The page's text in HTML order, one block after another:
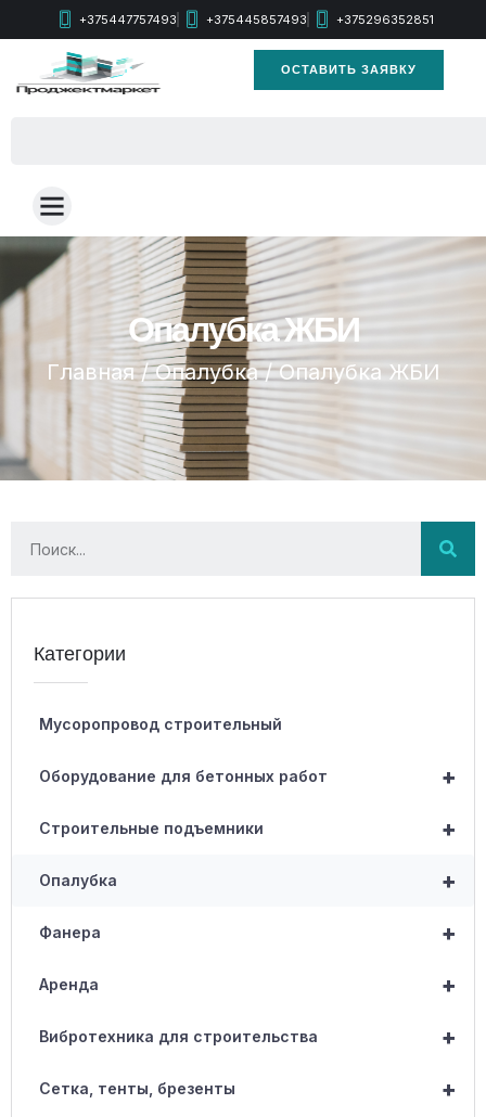
+375447757493 +375445857493 +375296352851
ОСТАВИТЬ ЗАЯВКУ
Опалубка ЖБИ
Главная/Опалубка/ Опалубка ЖБИ
Категории
Мусоропровод строительный
+
Оборудование для бетонных работ
+
Строительные подъемники
+
Опалубка
+
Фанера
+
Аренда
+
Вибротехника для строительства
+
Сетка, тенты, брезенты